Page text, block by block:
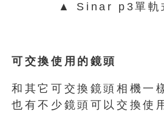
▲ Sinar p3單軌
可交換使用的鏡頭
和其它可交換鏡頭相機一
也有不少鏡頭可以交換使